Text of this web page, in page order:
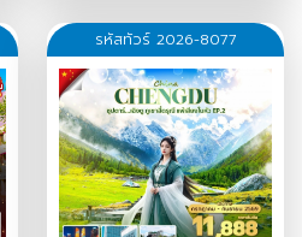
รหัสทัวร์ 2026-8077